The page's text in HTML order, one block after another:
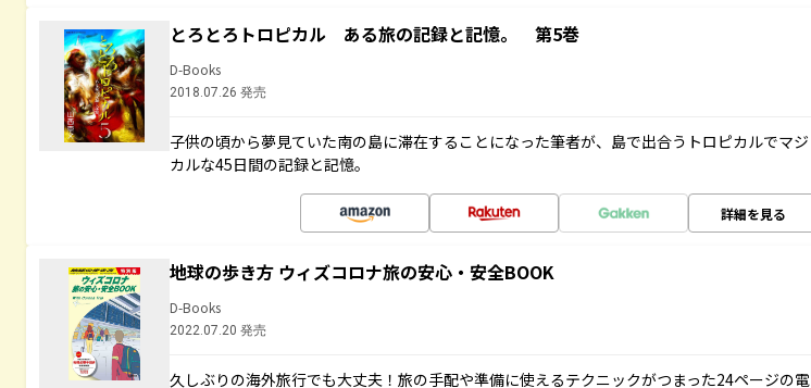
とろとろトロピカル ある旅の記録と記憶。 第5巻
D-Books
2018.07.26 発売
子供の頃から夢見ていた南の島に滞在することになった筆者が、島で出合うトロピカルでマジ
カルな45日間の記録と記憶。
詳細を見る
地球の歩き方 ウィズコロナ旅の安心・安全BOOK
D-Books
2022.07.20 発売
久しぶりの海外旅行でも大丈夫！旅の手配や準備に使えるテクニックがつまった24ページの電